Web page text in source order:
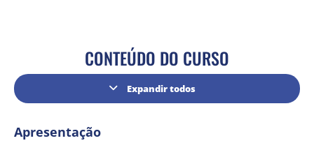
CONTEÚDO DO CURSO
Expandir todos
Apresentação